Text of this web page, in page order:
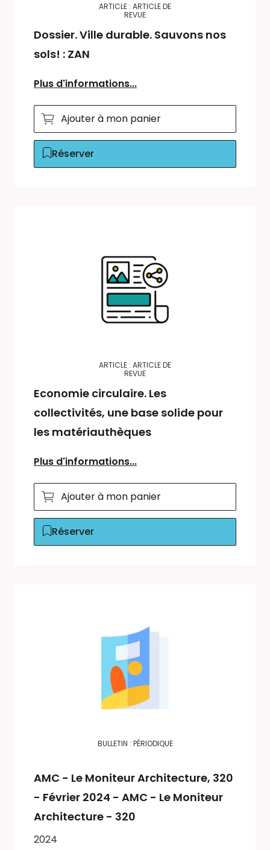
ARTICLE : ARTICLE DE
REVUE
Dossier. Ville durable. Sauvons nos
sols! : ZAN
Plus d'informations...
Ajouter à mon panier
Réserver
ARTICLE : ARTICLE DE
REVUE
Economie circulaire. Les
collectivités, une base solide pour
les matériauthèques
Plus d'informations...
Ajouter à mon panier
Réserver
BULLETIN : PÉRIODIQUE
AMC - Le Moniteur Architecture, 320
- Février 2024 - AMC - Le Moniteur
Architecture - 320
2024